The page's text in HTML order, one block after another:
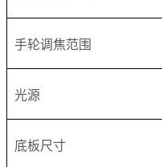
手轮调焦范围
光源
底板尺寸